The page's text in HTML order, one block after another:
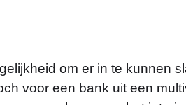
om er in te kunnen
voor een bank uit een